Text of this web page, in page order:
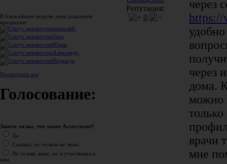
В ближайшую неделю день рождения
празднуют:
анатолий
Vera
Юлия
Александр
Надежда
Посмотреть все
Голосование:
Знаете ли вы, что такое Ассессмент?
Да
Слышал, но толком не знаю
Не только знаю, но и участвовал в
нем
Репутация:
0
через
https://
через
дома.
можно
врачи
мне